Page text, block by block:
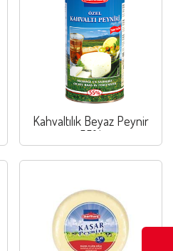
Kahvaltılık Beyaz Peynir
55%